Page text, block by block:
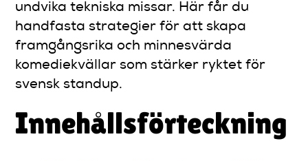
undvika tekniska missar. Här får du
handfasta strategier för att skapa
framgångsrika och minnesvärda
komediekvällar som stärker ryktet för
svensk standup.
Innehållsförteckning